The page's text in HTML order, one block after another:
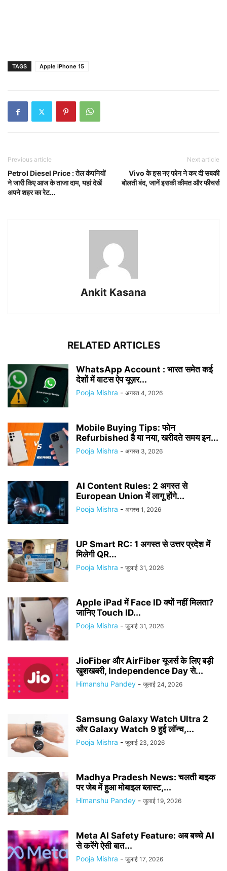
TAGS Apple iPhone 15
Previous article
Petrol Diesel Price : तेल कंपनियों
ने जारी किए आज के ताजा दाम, यहां देखें
अपने शहर का रेट…
Next article
Vivo के इस नए फोन ने कर दी सबकी
बोलती बंद, जानें इसकी कीमत और फीचर्स
Ankit Kasana
RELATED ARTICLES
WhatsApp Account : भारत समेत कई
देशों में वाटस ऐप यूज़र...
Pooja Mishra - अगस्त 4, 2026
Mobile Buying Tips: फोन
Refurbished है या नया, खरीदते समय इन...
Pooja Mishra - अगस्त 3, 2026
AI Content Rules: 2 अगस्त से
European Union में लागू होंगे...
Pooja Mishra - अगस्त 1, 2026
UP Smart RC: 1 अगस्त से उत्तर प्रदेश में
मिलेगी QR...
Pooja Mishra - जुलाई 31, 2026
Apple iPad में Face ID क्यों नहीं मिलता?
जानिए Touch ID...
Pooja Mishra - जुलाई 31, 2026
JioFiber और AirFiber यूजर्स के लिए बड़ी
खुशखबरी, Independence Day से...
Himanshu Pandey - जुलाई 24, 2026
Samsung Galaxy Watch Ultra 2
और Galaxy Watch 9 हुई लॉन्च,...
Pooja Mishra - जुलाई 23, 2026
Madhya Pradesh News: चलती बाइक
पर जेब में हुआ मोबाइल ब्लास्ट,...
Himanshu Pandey - जुलाई 19, 2026
Meta AI Safety Feature: अब बच्चे AI
से करेंगे ऐसी बात...
Pooja Mishra - जुलाई 17, 2026